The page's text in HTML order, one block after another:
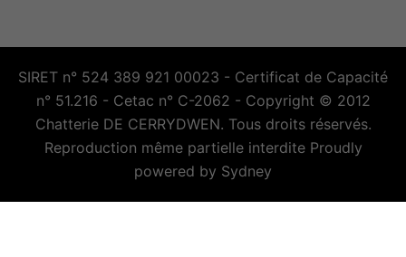
SIRET n° 524 389 921 00023 - Certificat de Capacité
n° 51.216 - Cetac n° C-2062 - Copyright © 2012
Chatterie DE CERRYDWEN. Tous droits réservés.
Reproduction même partielle interdite Proudly
powered by Sydney